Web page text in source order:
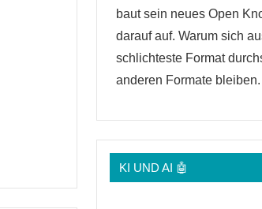
baut sein neues Open
darauf auf. Warum sich
schlichteste Format
anderen Formate bleiben.
KI UND AI 🤖